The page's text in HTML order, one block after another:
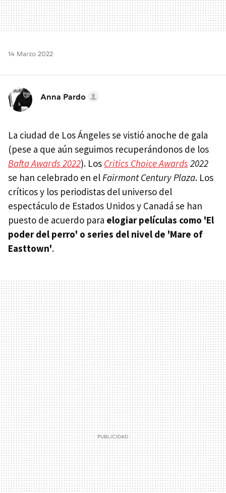
14 Marzo 2022
Anna Pardo
La ciudad de Los Ángeles se vistió anoche de gala
(pese a que aún seguimos recuperándonos de los
Bafta Awards 2022). Los Critics Choice Awards 2022
se han celebrado en el Fairmont Century Plaza. Los
críticos y los periodistas del universo del
espectáculo de Estados Unidos y Canadá se han
puesto de acuerdo para elogiar películas como 'El
poder del perro' o series del nivel de 'Mare of
Easttown'.